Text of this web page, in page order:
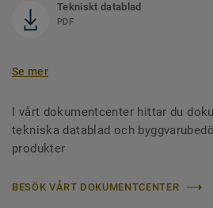
Tekniskt datablad
PDF
Se mer
I vårt dokumentcenter hittar du
tekniska datablad och
produkter
BESÖK VÅRT DOKUMENTCENTER